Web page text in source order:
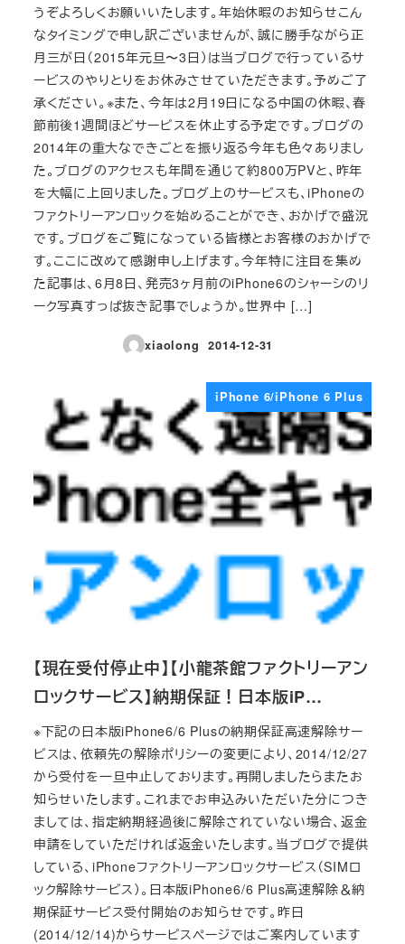
うぞよろしくお願いいたします。年始休暇のお知らせこん
なタイミングで申し訳ございませんが、誠に勝手ながら正
月三が日（2015年元旦〜3日）は当ブログで行っているサ
ービスのやりとりをお休みさせていただきます。予めご了
承ください。※また、今年は2月19日になる中国の休暇、春
節前後1週間ほどサービスを休止する予定です。ブログの
2014年の重大なできごとを振り返る今年も色々ありまし
た。ブログのアクセスも年間を通じて約800万PVと、昨年
を大幅に上回りました。ブログ上のサービスも、iPhoneの
ファクトリーアンロックを始めることができ、おかげで盛況
です。ブログをご覧になっている皆様とお客様のおかげで
す。ここに改めて感謝申し上げます。今年特に注目を集め
た記事は、6月8日、発売3ヶ月前のiPhone6のシャーシのリ
ーク写真すっぱ抜き記事でしょうか。世界中 […]
xiaolong
投稿日
2014-12-31
iPhone 6/iPhone 6 Plus
【現在受付停止中】【小龍茶館ファクトリーアン
ロックサービス】納期保証！日本版iP…
※下記の日本版iPhone6/6 Plusの納期保証高速解除サー
ビスは、依頼先の解除ポリシーの変更により、2014/12/27
から受付を一旦中止しております。再開しましたらまたお
知らせいたします。これまでお申込みいただいた分につき
ましては、指定納期経過後に解除されていない場合、返金
申請をしていただければ返金いたします。当ブログで提供
している、iPhoneファクトリーアンロックサービス（SIMロ
ック解除サービス）。日本版iPhone6/6 Plus高速解除＆納
期保証サービス受付開始のお知らせです。昨日
(2014/12/14)からサービスページではご案内しています